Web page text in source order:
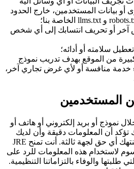
أو بيانات المستخدمين، خارج الحدود
أو تحريف انتسابك إلى أي شخص
سلامته أو أدائه؛
من الموقع بهدف تدريب نموذج
خدمة منافسة أو لأي غرض تجاري آخر،
المستخدمين
نموذج أو بريد إلكتروني أو هاتف أو
تؤكد أن المعلومات دقيقة وأن لديك
الحق في مشاركتها وأنها لا تنتهك أي حق لجهة ثالثة. أنت تمنح JRE
لاستخدام هذه المعلومات للرد على
والوفاء بالتزاماتنا التنظيمية.